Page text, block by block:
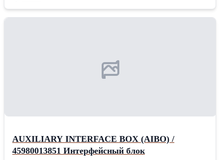
AUXILIARY INTERFACE BOX (AIBO) /
45980013851 Интерфейсный блок